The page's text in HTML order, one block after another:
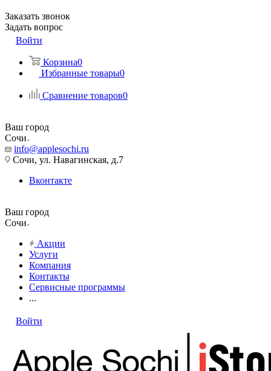
Заказать звонок
Задать вопрос
Войти
Корзина0
Избранные товары0
Сравнение товаров0
Ваш город
Сочи
info@applesochi.ru
Сочи, ул. Навагинская, д.7
Вконтакте
Ваш город
Сочи
Акции
Услуги
Компания
Контакты
Сервисные программы
...
Войти